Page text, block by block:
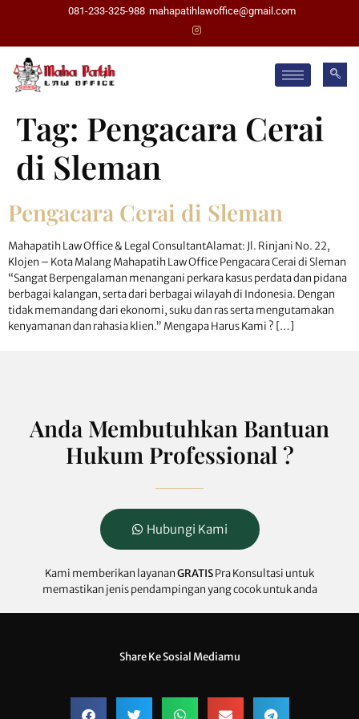
081-233-325-988 mahapatihlawoffice@gmail.com
Tag: Pengacara Cerai
di Sleman
Pengacara Cerai di Sleman
Mahapatih Law Office & Legal ConsultantAlamat: Jl. Rinjani No. 22,
Klojen – Kota Malang Mahapatih Law Office Pengacara Cerai di Sleman
“Sangat Berpengalaman menangani perkara kasus perdata dan pidana
berbagai kalangan, serta dari berbagai wilayah di Indonesia. Dengan
tidak memandang dari ekonomi, suku dan ras serta mengutamakan
kenyamanan dan rahasia klien.” Mengapa Harus Kami ? […]
Anda Membutuhkan Bantuan
Hukum Professional ?
Hubungi Kami
Kami memberikan layananGRATISPra Konsultasi untuk
memastikan jenis pendampingan yang cocok untuk anda
Share Ke Sosial Mediamu